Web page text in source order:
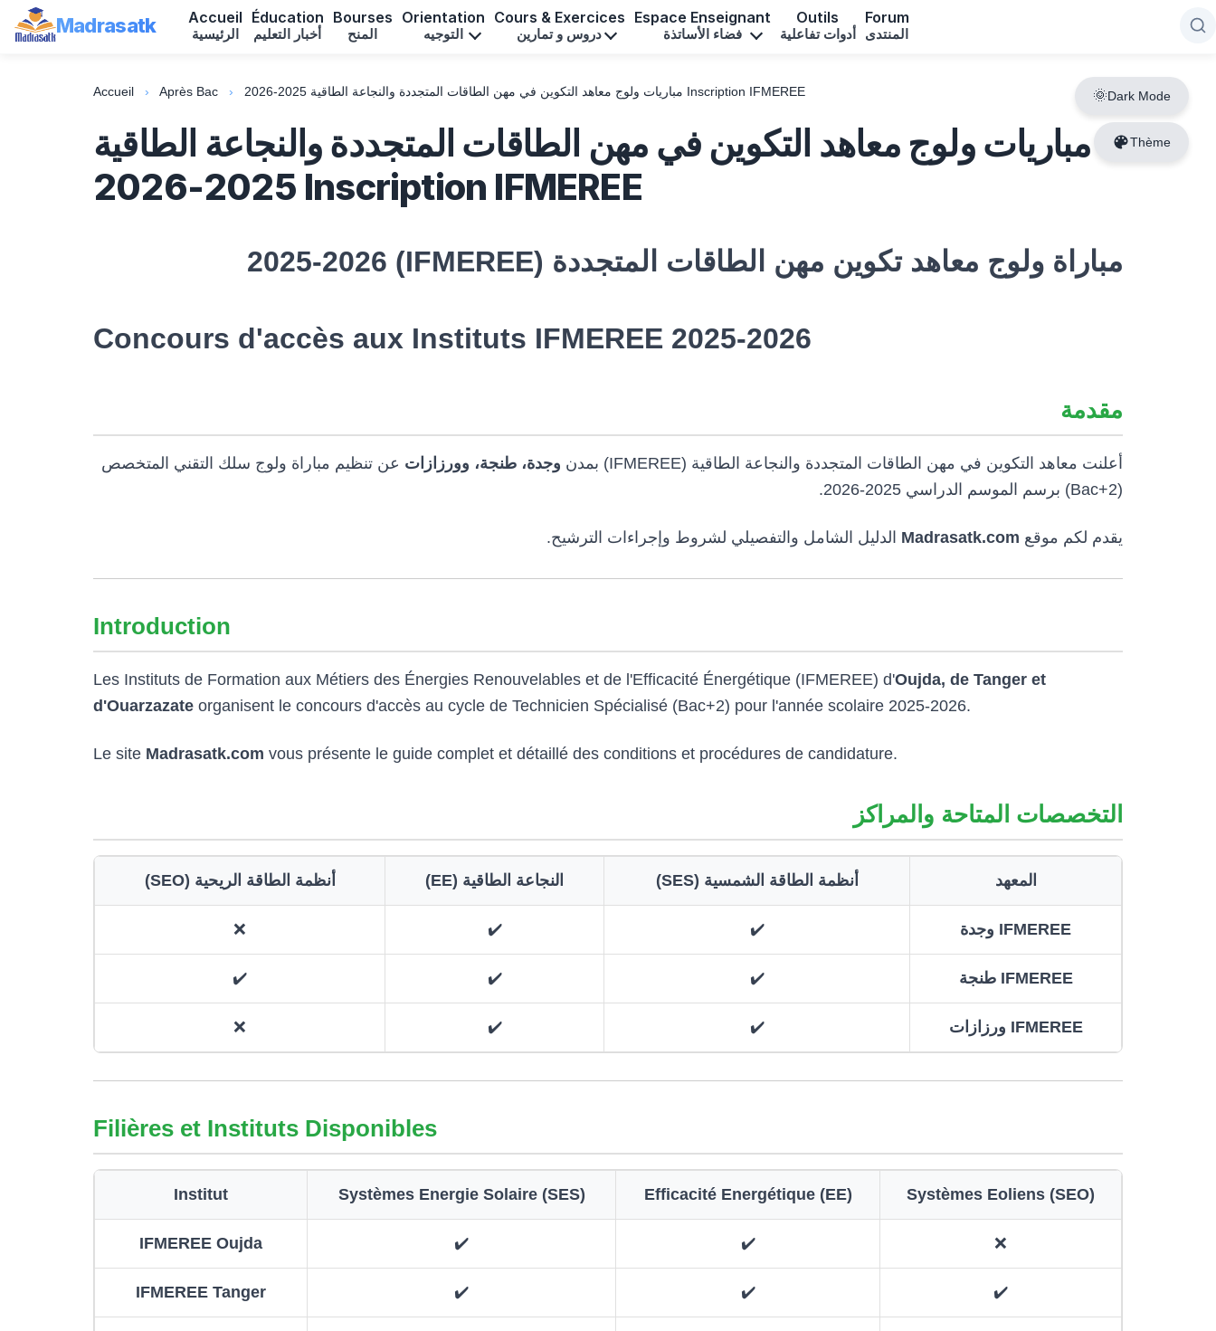
Madrasatk Accueil
الرئيسية
Éducation
أخبار التعليم
Bourses
المنح
Orientation
التوجيه
Cours & Exercices
دروس و تمارين
Espace Enseignant
فضاء الأساتذة
Outils
أدوات تفاعلية
Forum
المنتدى
Dark Mode
Thème
Accueil › Après Bac › مباريات ولوج معاهد التكوين في مهن الطاقات المتجددة والنجاعة الطاقية 2025-2026 Inscription IFMEREE
مباريات ولوج معاهد التكوين في مهن الطاقات المتجددة والنجاعة الطاقية
2025-2026 Inscription IFMEREE
مباراة ولوج معاهد تكوين مهن الطاقات المتجددة (IFMEREE) 2025-2026
Concours d'accès aux Instituts IFMEREE 2025-2026
مقدمة
أعلنت معاهد التكوين في مهن الطاقات المتجددة والنجاعة الطاقية (IFMEREE) بمدن وجدة، طنجة، وورزازات عن تنظيم مباراة ولوج سلك التقني المتخصص
(Bac+2) برسم الموسم الدراسي 2025-2026.
يقدم لكم موقع Madrasatk.com الدليل الشامل والتفصيلي لشروط وإجراءات الترشيح.
Introduction
Les Instituts de Formation aux Métiers des Énergies Renouvelables et de l'Efficacité Énergétique (IFMEREE) d'Oujda, de Tanger et
d'Ouarzazate organisent le concours d'accès au cycle de Technicien Spécialisé (Bac+2) pour l'année scolaire 2025-2026.
Le site Madrasatk.com vous présente le guide complet et détaillé des conditions et procédures de candidature.
التخصصات المتاحة والمراكز
المعهد أنظمة الطاقة الشمسية (SES) النجاعة الطاقية (EE) أنظمة الطاقة الريحية (SEO)
IFMEREE وجدة ✔️
✔️
❌
IFMEREE طنجة ✔️
✔️
✔️
IFMEREE ورزازات ✔️
✔️
❌
Filières et Instituts Disponibles
Institut Systèmes Energie Solaire (SES) Efficacité Energétique (EE) Systèmes Eoliens (SEO)
IFMEREE Oujda ✔️ ✔️ ❌
IFMEREE Tanger ✔️ ✔️ ✔️